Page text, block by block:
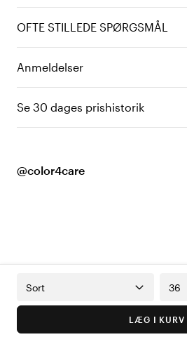
OFTE STILLEDE SPØRGSMÅL
Anmeldelser
Se 30 dages prishistorik
@color4care
Sort 36
LÆG I KURV